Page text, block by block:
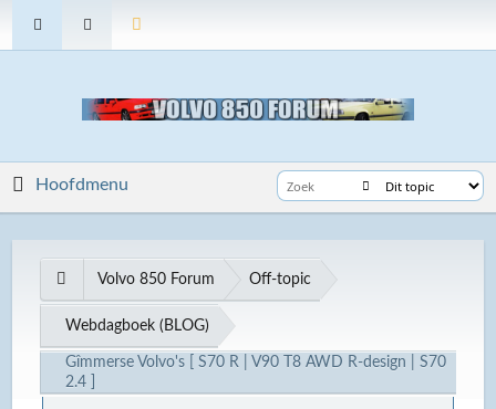
Hoofdmenu
Volvo 850 Forum Off-topic
Webdagboek (BLOG)
Gîmmerse Volvo's [ S70 R | V90 T8 AWD R-design | S70
2.4 ]